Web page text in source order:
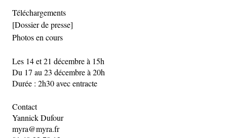
Téléchargements
[Dossier de presse]
Photos en cours
Les 14 et 21 décembre à 15h
Du 17 au 23 décembre à 20h
Durée : 2h30 avec entracte
Contact
Yannick Dufour
myra@myra.fr